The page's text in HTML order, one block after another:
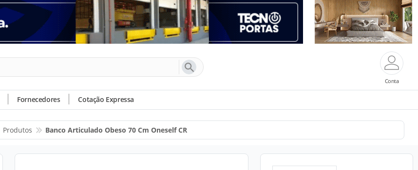
Conta
Fornecedores Cotação Expressa
Produtos Banco Articulado Obeso 70 Cm Oneself CR